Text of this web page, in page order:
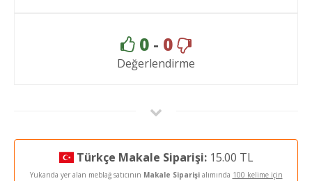
0 - 0
Değerlendirme
Türkçe Makale Siparişi:15.00 TL
Yukarıda yer alan meblağ satıcının Makale Siparişialımında 100 kelime için